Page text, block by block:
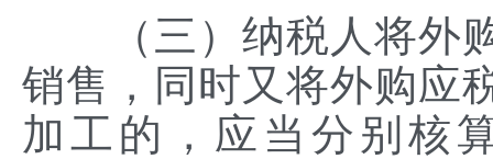
（三）纳税人将外购
销售，同时又将外购应
加工的，应当分别核